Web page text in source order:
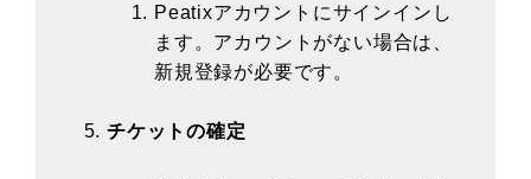
Peatixアカウントにサインインし
ます。アカウントがない場合は、
新規登録が必要です。
チケットの確定